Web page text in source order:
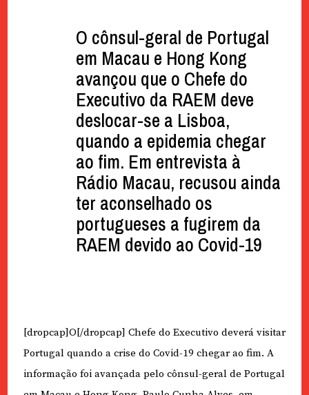
O cônsul-geral de Portugal
em Macau e Hong Kong
avançou que o Chefe do
Executivo da RAEM deve
deslocar-se a Lisboa,
quando a epidemia chegar
ao fim. Em entrevista à
Rádio Macau, recusou ainda
ter aconselhado os
portugueses a fugirem da
RAEM devido ao Covid-19
[dropcap]O[/dropcap] Chefe do Executivo deverá visitar
Portugal quando a crise do Covid-19 chegar ao fim. A
informação foi avançada pelo cônsul-geral de Portugal